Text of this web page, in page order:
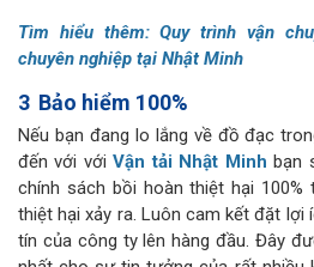
Tìm hiểu thêm:Quy trình vận
chuyên nghiệp tại Nhật Minh
3 Bảo hiểm 100%
Nếu bạn đang lo lắng về đồ đạc
đến với vớiVận tải Nhật Minh bạn
chính sách bồi hoàn thiệt hại
thiệt hại xảy ra. Luôn cam kết đặt lợi
tín của công ty lên hàng đầu. Đây